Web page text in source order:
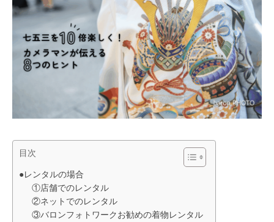
目次
●レンタルの場合
①店舗でのレンタル
②ネットでのレンタル
③バロンフォトワークお勧めの着物レンタル
レッスン/撮影会
取材・企業・オーナーさま
Q&A